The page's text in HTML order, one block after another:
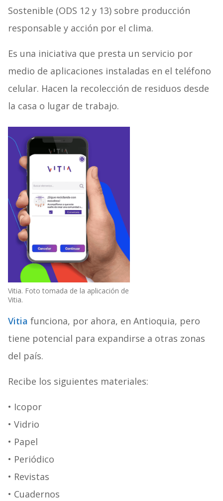
Sostenible (ODS 12 y 13) sobre producción
responsable y acción por el clima.
Es una iniciativa que presta un servicio por
medio de aplicaciones instaladas en el teléfono
celular. Hacen la recolección de residuos desde
la casa o lugar de trabajo.
Vitia. Foto tomada de la aplicación de
Vitia.
Vitia funciona, por ahora, en Antioquia, pero
tiene potencial para expandirse a otras zonas
del país.
Recibe los siguientes materiales:
• Icopor
• Vidrio
• Papel
• Periódico
• Revistas
• Cuadernos